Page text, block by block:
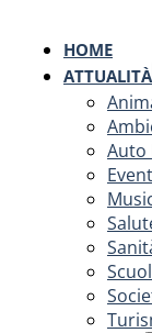
HOME
ATTUALITÀ
Auto